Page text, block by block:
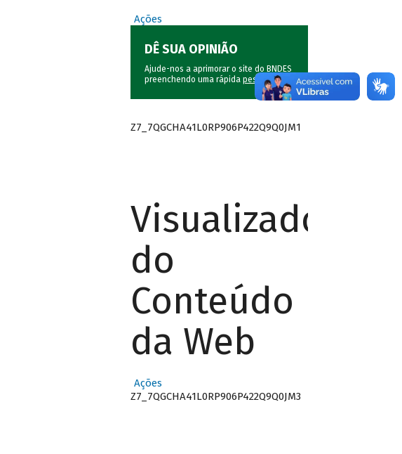
Ações
DÊ SUA OPINIÃO
Ajude-nos a aprimorar o site do BNDES
preenchendo uma rápida pesquisa.
Z7_7QGCHA41L0RP906P422Q9Q0JM1
Visualizador
do
Conteúdo
da Web
Ações
Z7_7QGCHA41L0RP906P422Q9Q0JM3